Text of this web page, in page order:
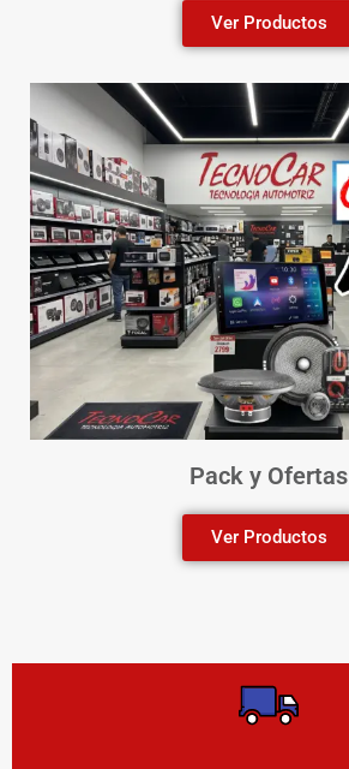
Ver Productos
Pack y Ofertas
Ver Productos